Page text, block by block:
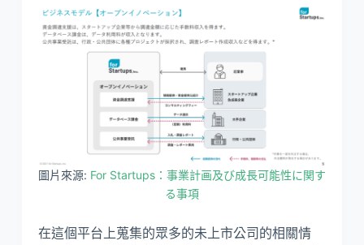
圖片來源: For Startups：事業計画及び成長可能性に関す
る事項
在這個平台上蒐集的眾多的未上市公司的相關情